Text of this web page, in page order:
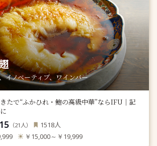
イノベーティブ、ワインバー
たで“ふかひれ・鮑の高級中華”ならIFU｜記
（21 人） 1518人
￥15,000～￥19,999